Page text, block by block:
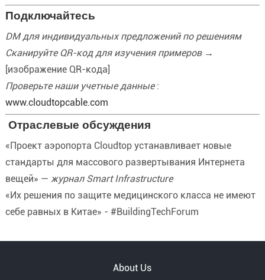
Подключайтесь
DM для индивидуальных предложений по решениям
Сканируйте QR-код для изучения примеров→
[изображение QR-кода]
Проверьте наши учетные данные:
www.cloudtopcable.com
Отраслевые обсуждения
«Проект аэропорта Cloudtop устанавливает новые
стандарты для массового развертывания Интернета
вещей» — журнал Smart Infrastructure
«Их решения по защите медицинского класса не имеют
себе равных в Китае» - #BuildingTechForum
About Us